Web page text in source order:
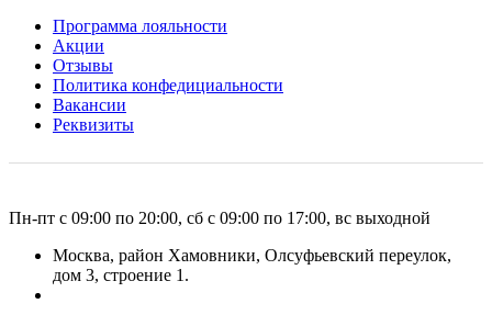
Программа лояльности
Акции
Отзывы
Политика конфедициальности
Вакансии
Реквизиты
Пн-пт с 09:00 по 20:00, сб с 09:00 по 17:00, вс выходной
Москва, район Хамовники, Олсуфьевский переулок,
дом 3, строение 1.